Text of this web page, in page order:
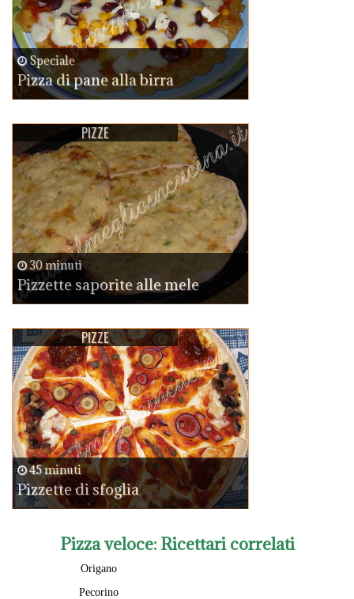
Speciale
Pizza di pane alla birra
PIZZE
30 minuti
Pizzette saporite alle mele
PIZZE
45 minuti
Pizzette di sfoglia
Pizza veloce: Ricettari correlati
Origano
Pecorino